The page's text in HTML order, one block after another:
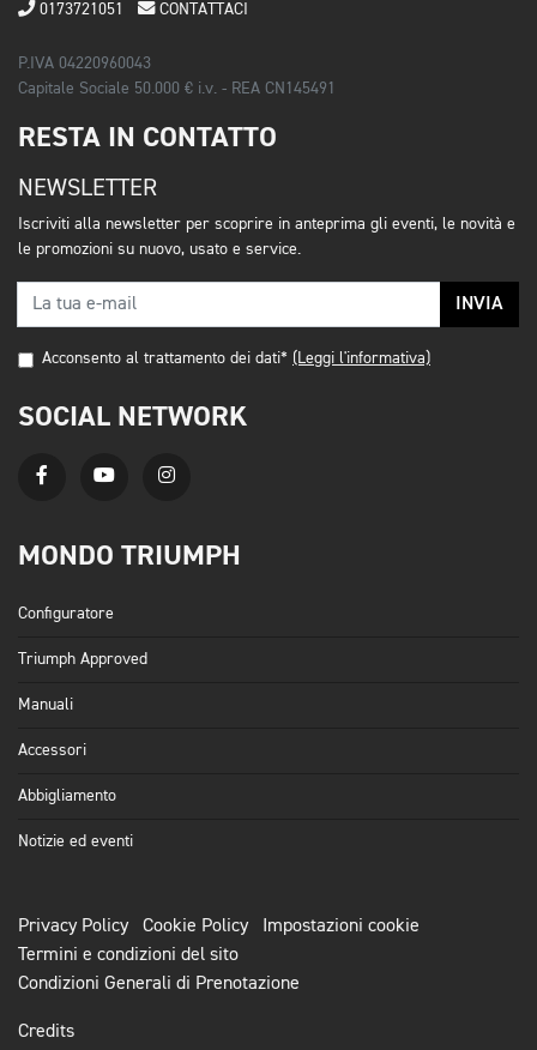
0173721051 CONTATTACI
P.IVA 04220960043
Capitale Sociale 50.000 € i.v. - REA CN145491
RESTA IN CONTATTO
NEWSLETTER
Iscriviti alla newsletter per scoprire in anteprima gli eventi, le novità e
le promozioni su nuovo, usato e service.
INVIA
Acconsento al trattamento dei dati* (Leggi l'informativa)
SOCIAL NETWORK
MONDO TRIUMPH
Configuratore
Triumph Approved
Manuali
Accessori
Abbigliamento
Notizie ed eventi
Privacy Policy Cookie Policy
Impostazioni cookie
Termini e condizioni del sito
Condizioni Generali di Prenotazione
Credits